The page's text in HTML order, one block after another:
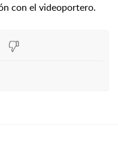
con el videoportero.